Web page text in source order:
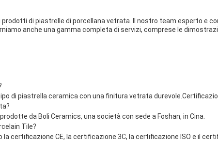
di piastrelle di porcellana vetrata. Il nostro team esperto e
anche una gamma completa di servizi, comprese le
di piastrella ceramica con una finitura vetrata
da Boli Ceramics, una società con sede a Foshan, in Cina.
Tile?
certificazione CE, la certificazione 3C, la certificazione ISO e il